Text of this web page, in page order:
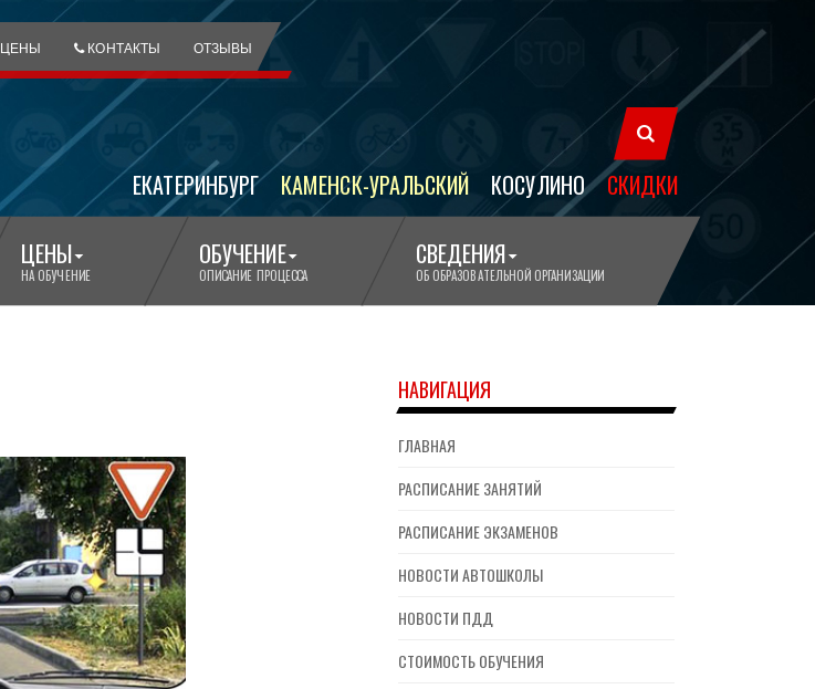
ЦЕНЫ КОНТАКТЫ ОТЗЫВЫ
ЦЕНЫ
НА ОБУЧЕНИЕ
ОБУЧЕНИЕ
ОПИСАНИЕ ПРОЦЕССА
СВЕДЕНИЯ
ОБ ОБРАЗОВАТЕЛЬНОЙ ОРГАНИЗАЦИИ
ЕКАТЕРИНБУРГ КАМЕНСК-УРАЛЬСКИЙ КОСУЛИНО СКИДКИ
НАВИГАЦИЯ
ГЛАВНАЯ
РАСПИСАНИЕ ЗАНЯТИЙ
РАСПИСАНИЕ ЭКЗАМЕНОВ
НОВОСТИ АВТОШКОЛЫ
НОВОСТИ ПДД
СТОИМОСТЬ ОБУЧЕНИЯ